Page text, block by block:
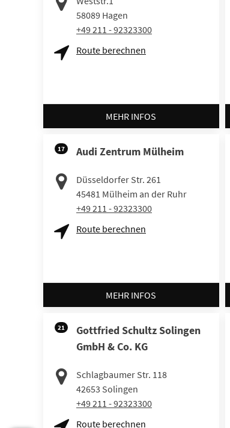
58089 Hagen
+49 211 - 92323300
Route berechnen
MEHR INFOS
17 Audi Zentrum Mülheim
Düsseldorfer Str. 261
45481 Mülheim an der Ruhr
+49 211 - 92323300
Route berechnen
MEHR INFOS
21
Gottfried Schultz Solingen
GmbH & Co. KG
Schlagbaumer Str. 118
42653 Solingen
+49 211 - 92323300
Route berechnen